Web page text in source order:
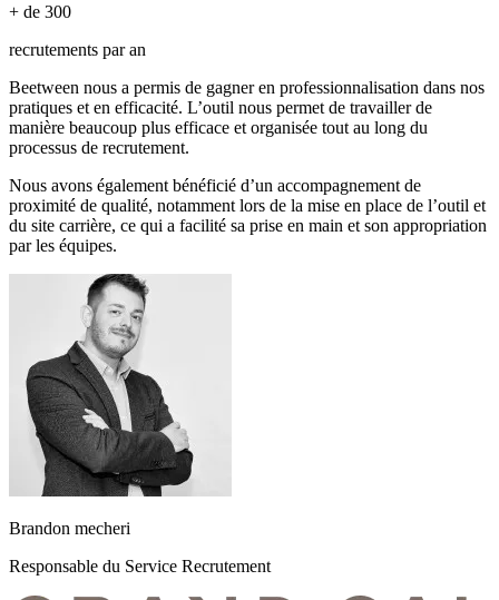
+ de 300
recrutements par an
Beetween nous a permis de gagner en professionnalisation dans nos
pratiques et en efficacité. L’outil nous permet de travailler de
manière beaucoup plus efficace et organisée tout au long du
processus de recrutement.
Nous avons également bénéficié d’un accompagnement de
proximité de qualité, notamment lors de la mise en place de l’outil et
du site carrière, ce qui a facilité sa prise en main et son appropriation
par les équipes.
Brandon mecheri
Responsable du Service Recrutement